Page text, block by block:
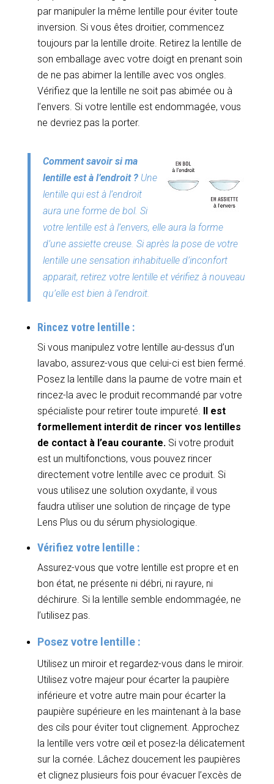
par manipuler la même lentille pour éviter toute
inversion. Si vous êtes droitier, commencez
toujours par la lentille droite. Retirez la lentille de
son emballage avec votre doigt en prenant soin
de ne pas abimer la lentille avec vos ongles.
Vérifiez que la lentille ne soit pas abimée ou à
l’envers. Si votre lentille est endommagée, vous
ne devriez pas la porter.
Comment savoir si ma
lentille est à l’endroit ? Une
lentille qui est à l’endroit
aura une forme de bol. Si
votre lentille est à l’envers, elle aura la forme
d’une assiette creuse. Si après la pose de votre
lentille une sensation inhabituelle d’inconfort
apparait, retirez votre lentille et vérifiez à nouveau
qu’elle est bien à l’endroit.
Rincez votre lentille :
Si vous manipulez votre lentille au-dessus d’un
lavabo, assurez-vous que celui-ci est bien fermé.
Posez la lentille dans la paume de votre main et
rincez-la avec le produit recommandé par votre
spécialiste pour retirer toute impureté. Il est
formellement interdit de rincer vos lentilles
de contact à l’eau courante. Si votre produit
est un multifonctions, vous pouvez rincer
directement votre lentille avec ce produit. Si
vous utilisez une solution oxydante, il vous
faudra utiliser une solution de rinçage de type
Lens Plus ou du sérum physiologique.
Vérifiez votre lentille :
Assurez-vous que votre lentille est propre et en
bon état, ne présente ni débri, ni rayure, ni
déchirure. Si la lentille semble endommagée, ne
l’utilisez pas.
Posez votre lentille :
Utilisez un miroir et regardez-vous dans le miroir.
Utilisez votre majeur pour écarter la paupière
inférieure et votre autre main pour écarter la
paupière supérieure en les maintenant à la base
des cils pour éviter tout clignement. Approchez
la lentille vers votre œil et posez-la délicatement
sur la cornée. Lâchez doucement les paupières
et clignez plusieurs fois pour évacuer l’excès de